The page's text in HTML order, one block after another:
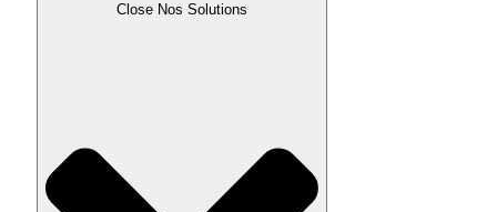
Close Nos Solutions